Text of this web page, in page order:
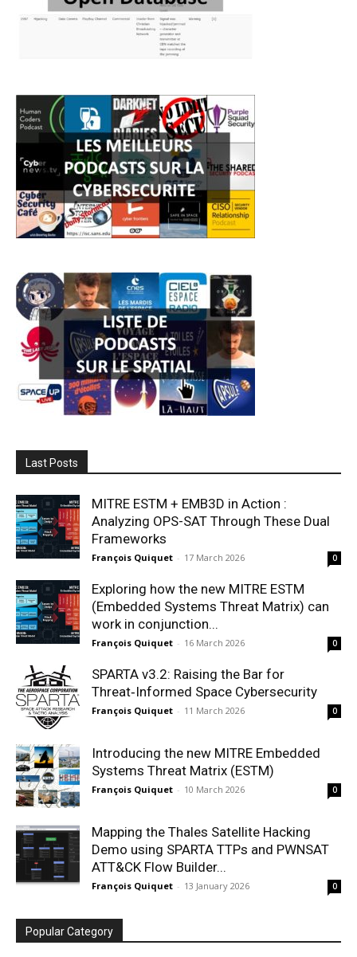
Last Posts
MITRE ESTM + EMB3D in Action :
Analyzing OPS-SAT Through These Dual
Frameworks
François Quiquet - 17 March 2026 0
Exploring how the new MITRE ESTM
(Embedded Systems Threat Matrix) can
work in conjunction...
François Quiquet - 16 March 2026 0
SPARTA v3.2: Raising the Bar for
Threat‑Informed Space Cybersecurity
François Quiquet - 11 March 2026 0
Introducing the new MITRE Embedded
Systems Threat Matrix (ESTM)
François Quiquet - 10 March 2026 0
Mapping the Thales Satellite Hacking
Demo using SPARTA TTPs and PWNSAT
ATT&CK Flow Builder...
François Quiquet - 13 January 2026 0
Popular Category